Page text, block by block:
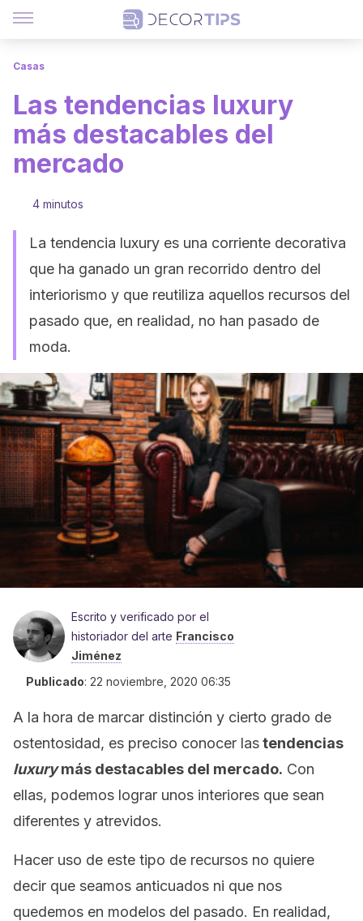
Casas
Las tendencias luxury
más destacables del
mercado
4 minutos
La tendencia luxury es una corriente decorativa
que ha ganado un gran recorrido dentro del
interiorismo y que reutiliza aquellos recursos del
pasado que, en realidad, no han pasado de
moda.
Escrito y verificado por el
historiador del arte Francisco
Jiménez
Publicado: 22 noviembre, 2020 06:35
A la hora de marcar distinción y cierto grado de
ostentosidad, es preciso conocer lastendencias
luxurymás destacables del mercado. Con
ellas, podemos lograr unos interiores que sean
diferentes y atrevidos.
Hacer uso de este tipo de recursos no quiere
decir que seamos anticuados ni que nos
quedemos en modelos del pasado. En realidad,